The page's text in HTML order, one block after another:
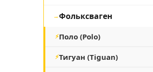
Фольксваген
Поло (Polo)
Тигуан (Tiguan)